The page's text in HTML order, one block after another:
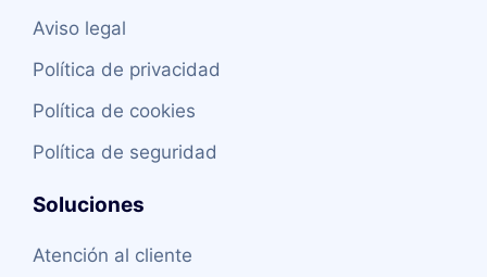
Aviso legal
Política de privacidad
Política de cookies
Política de seguridad
Soluciones
Atención al cliente